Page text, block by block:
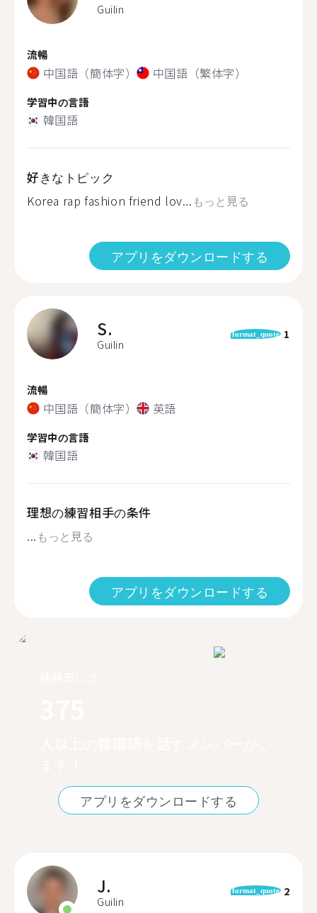
Guilin
流暢
中国語（簡体字） 中国語（繁体字）
学習中の言語
韓国語
好きなトピック
Korea rap fashion friend lov... もっと見る
アプリをダウンロードする
S.
Guilin
format_quote 1
流暢
中国語（簡体字） 英語
学習中の言語
韓国語
理想の練習相手の条件
... もっと見る
アプリをダウンロードする
アプリをダウンロードする
J.
Guilin
format_quote 2